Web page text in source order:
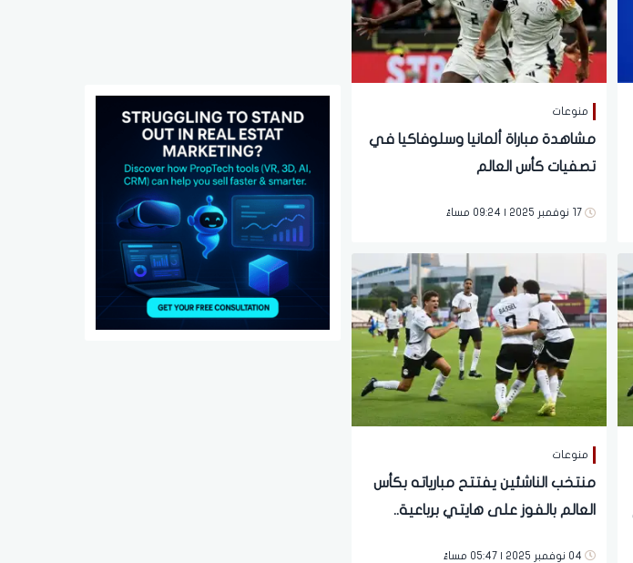
منوعات
مشاهدة مباراة ألمانيا وسلوفاكيا في
تصفيات كأس العالم
17 نوفمبر 2025 | 09:24 مساءً
منوعات
منتخب الناشئين يفتتح مبارياته بكأس
العالم بالفوز على هايتي برباعية..
04 نوفمبر 2025 | 05:47 مساءً